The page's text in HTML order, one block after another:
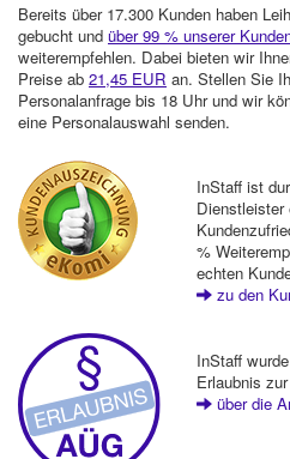
Bereits über 17.300 Kunden haben
gebucht und über 99 % unserer
weiterempfehlen. Dabei bieten wir
Preise ab 21,45 EUR an. Stellen Sie
Personalanfrage bis 18 Uhr und wir
eine Personalauswahl senden.
InStaff ist
Dienstleister
%
echten
zu den
InStaff
Erlaubnis
über die